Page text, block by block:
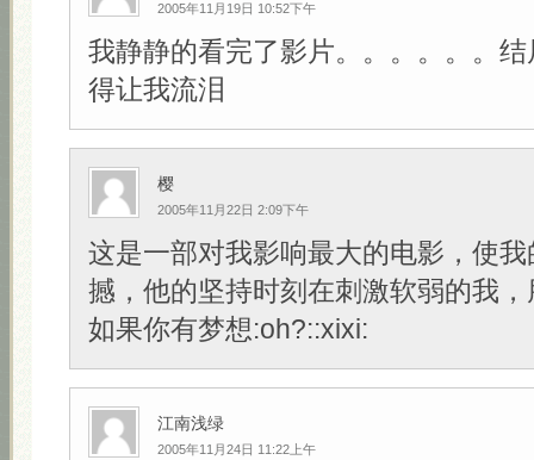
2005年11月19日 10:52下午
我静静的看完了影片。。。。。。
得让我流泪
樱
2005年11月22日 2:09下午
这是一部对我影响最大的电影，使
撼，他的坚持时刻在刺激软弱的我
如果你有梦想:oh?::xixi:
江南浅绿
2005年11月24日 11:22上午